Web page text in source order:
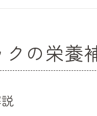
オーガニックサプリ
サプリ選びで安心感を得
オーガニックサプリ
安心できるオーガニ
の栄養